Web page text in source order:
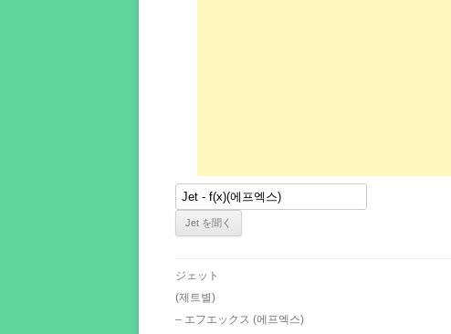
ジェット
(제트별)
– エフエックス (에프엑스)